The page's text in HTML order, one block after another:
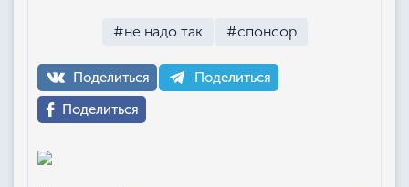
#не надо так #спонсор
Поделиться
Поделиться
Поделиться